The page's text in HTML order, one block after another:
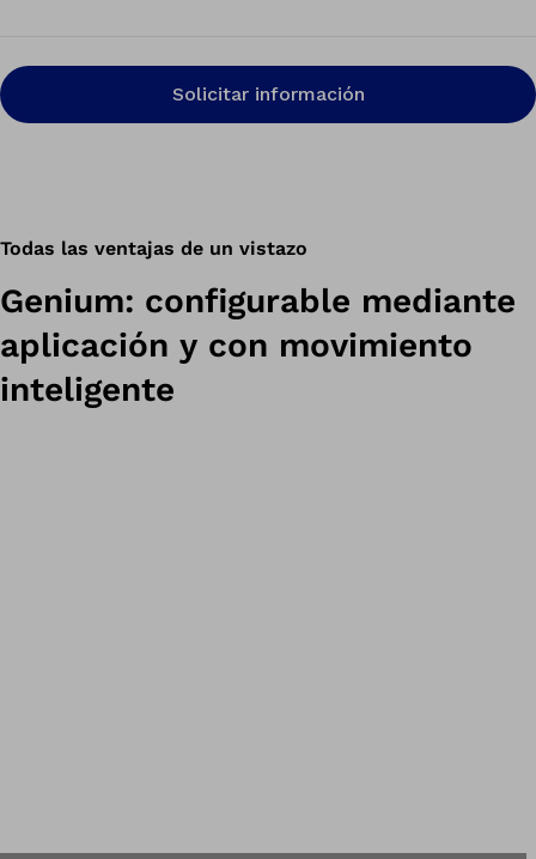
Solicitar información
Todas las ventajas de un vistazo
Genium: configurable mediante
aplicación y con movimiento
inteligente